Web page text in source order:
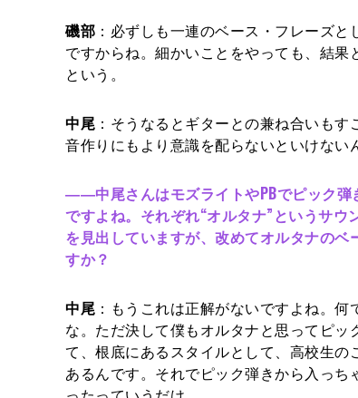
磯部 ：必ずしも一連のベース・フレーズ
ですからね。細かいことをやっても、結
という。
中尾 ：そうなるとギターとの兼ね合いも
音作りにもより意識を配らないといけない
――中尾さんはモズライトやPBでピック弾
ですよね。それぞれ“オルタナ”というサ
を見出していますが、改めてオルタナの
すか？
中尾 ：もうこれは正解がないですよね。
な。ただ決して僕もオルタナと思ってピッ
て、根底にあるスタイルとして、高校生の
あるんです。それでピック弾きから入っ